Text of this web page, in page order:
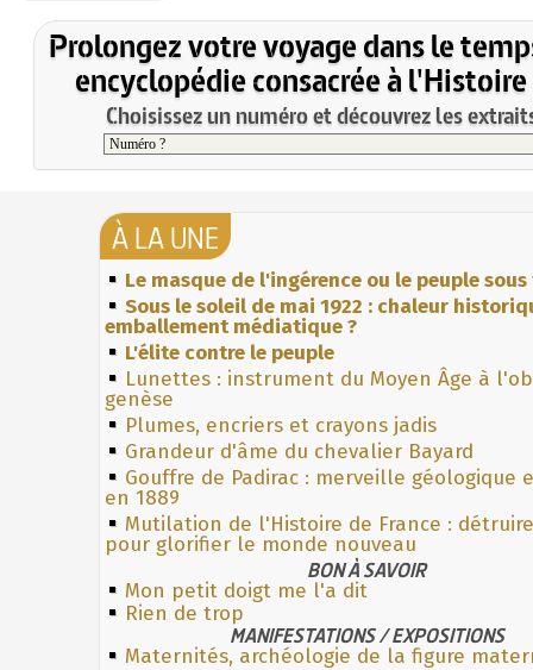
Prolongez votre voyage dans le
encyclopédie consacrée à l'Histoire
Choisissez un numéro et découvrez les
À LA UNE
Le masque de l'ingérence ou le peuple
Sous le soleil de mai 1922 : chaleur
emballement médiatique ?
L'élite contre le peuple
Lunettes : instrument du Moyen Âge à
genèse
Plumes, encriers et crayons jadis
Grandeur d'âme du chevalier Bayard
Gouffre de Padirac : merveille géologique
en 1889
Mutilation de l'Histoire de France :
pour glorifier le monde nouveau
BON À SAVOIR
Mon petit doigt me l'a dit
Rien de trop
MANIFESTATIONS / EXPOSITIONS
Maternités, archéologie de la figure